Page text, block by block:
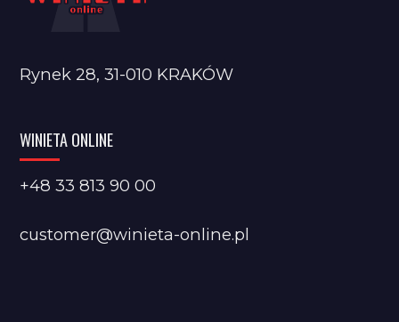
Rynek 28, 31-010 KRAKÓW
WINIETA ONLINE
+48 33 813 90 00
customer@winieta-online.pl